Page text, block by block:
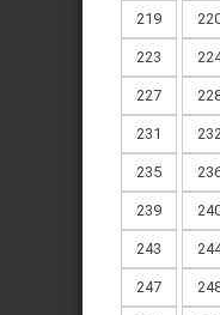
219
223
227
231
235
239
243
247